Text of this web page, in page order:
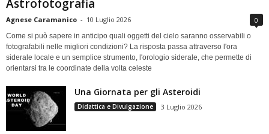
Astrofotografia
Agnese Caramanico - 10 Luglio 2026 0
Come si può sapere in anticipo quali oggetti del cielo saranno osservabili o
fotografabili nelle migliori condizioni? La risposta passa attraverso l'ora
siderale locale e un semplice strumento, l'orologio siderale, che permette di
orientarsi tra le coordinate della volta celeste
Una Giornata per gli Asteroidi
Didattica e Divulgazione 3 Luglio 2026